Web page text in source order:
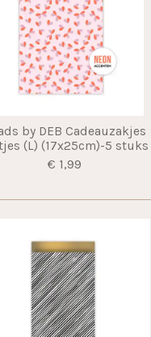
by DEB Cadeauzakjes
(L) (17x25cm)-5 stuks
€ 1,99